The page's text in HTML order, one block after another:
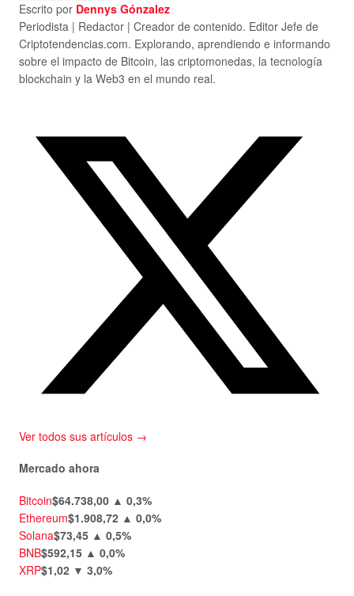
Escrito por Dennys Gónzalez
Periodista | Redactor | Creador de contenido. Editor Jefe de
Criptotendencias.com. Explorando, aprendiendo e informando
sobre el impacto de Bitcoin, las criptomonedas, la tecnología
blockchain y la Web3 en el mundo real.
Ver todos sus artículos →
Mercado ahora
Bitcoin$64.738,00 ▲ 0,3%
Ethereum$1.908,72 ▲ 0,0%
Solana$73,45 ▲ 0,5%
BNB$592,15 ▲ 0,0%
XRP$1,02 ▼ 3,0%